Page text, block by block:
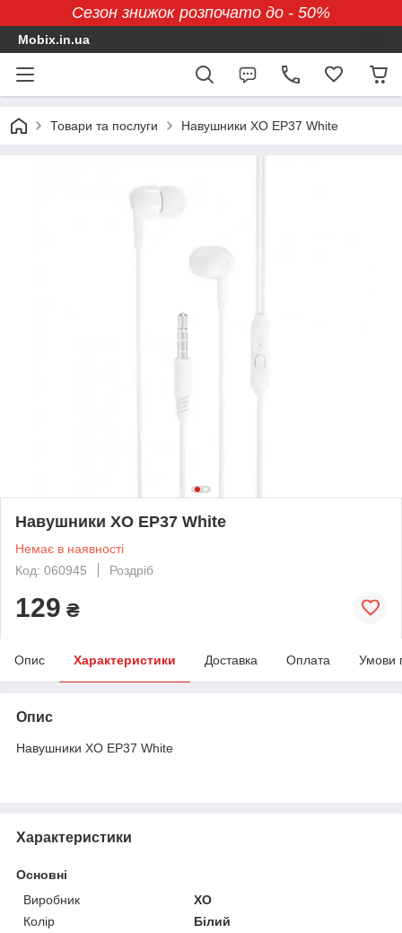
Сезон знижок розпочато до - 50%
Mobix.in.ua
Товари та послуги Навушники XO EP37 White
Навушники XO EP37 White
Немає в наявності
Код: 060945
Роздріб
129 ₴
Опис Характеристики Доставка Оплата Умови
Опис
Навушники XO EP37 White
Характеристики
Основні
Виробник
XO
Колір
Білий